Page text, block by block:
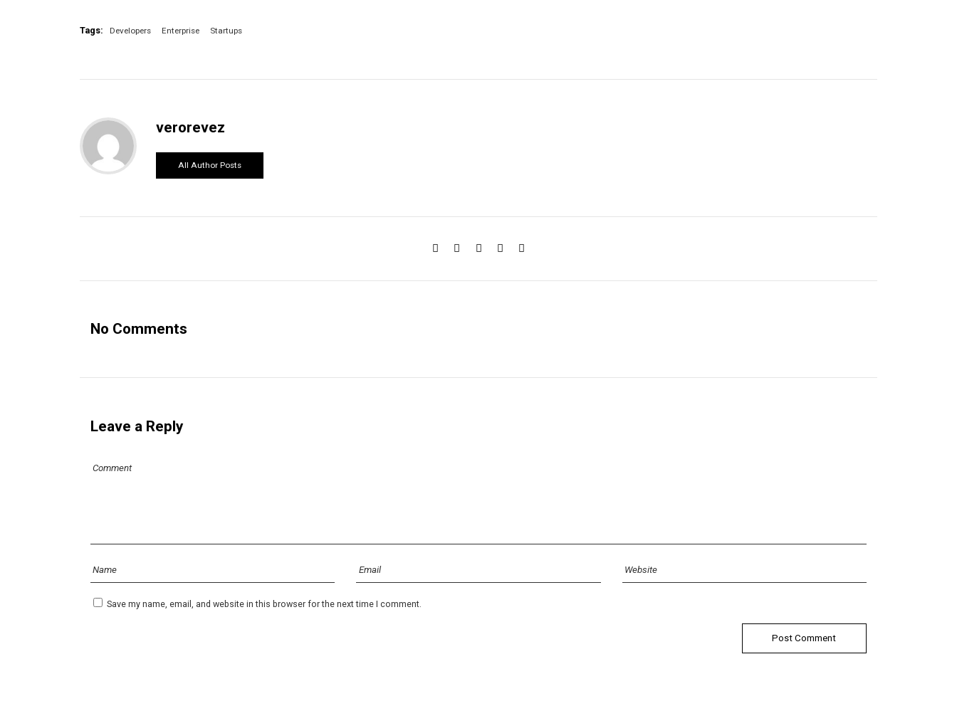
Tags: Developers Enterprise Startups
verorevez
All Author Posts
No Comments
Leave a Reply
Save my name, email, and website in this browser for the next time I comment.